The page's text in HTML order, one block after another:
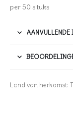
per 50 stuks
AANVULLENDE
Land van herkomst: